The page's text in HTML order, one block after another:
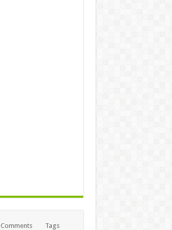
Comments Tags